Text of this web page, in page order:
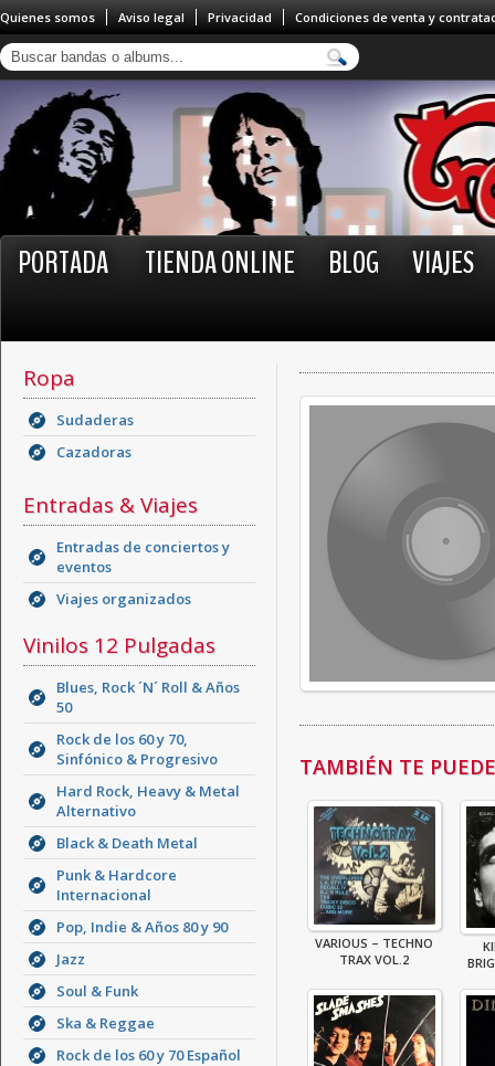
Quienes somos Aviso legal Privacidad Condiciones de venta y
PORTADA TIENDA ONLINE BLOG VIAJES
Ropa
Sudaderas
Cazadoras
Entradas & Viajes
Entradas de conciertos y
eventos
Viajes organizados
Vinilos 12 Pulgadas
Blues, Rock ´N´ Roll & Años
50
Rock de los 60 y 70,
Sinfónico & Progresivo
Hard Rock, Heavy & Metal
Alternativo
Black & Death Metal
Punk & Hardcore
Internacional
Pop, Indie & Años 80 y 90
Jazz
Soul & Funk
Ska & Reggae
Rock de los 60 y 70 Español
TAMBIÉN TE
VARIOUS – TECHNO
TRAX VOL.2